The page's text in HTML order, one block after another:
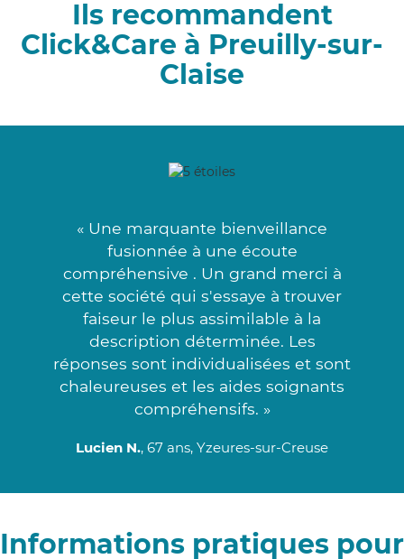
Ils recommandent
Click&Care à Preuilly-sur-
Claise
« Une marquante bienveillance
fusionnée à une écoute
compréhensive . Un grand merci à
cette société qui s'essaye à trouver
faiseur le plus assimilable à la
description déterminée. Les
réponses sont individualisées et sont
chaleureuses et les aides soignants
compréhensifs. »
Lucien N., 67 ans, Yzeures-sur-Creuse
Informations pratiques pour